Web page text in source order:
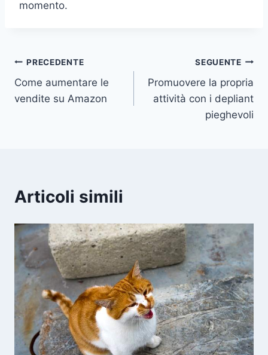
momento.
Navigazione
articoli
PRECEDENTE
Come aumentare le
vendite su Amazon
SEGUENTE
Promuovere la propria
attività con i depliant
pieghevoli
Articoli simili